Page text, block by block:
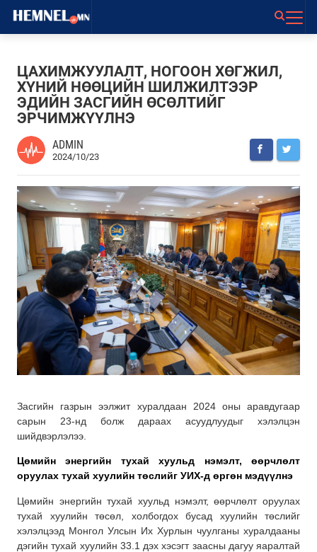
ЦАХИМЖУУЛАЛТ, НОГООН ХӨГЖИЛ,
ХҮНИЙ НӨӨЦИЙН ШИЛЖИЛТЭЭР
ЭДИЙН ЗАСГИЙН ӨСӨЛТИЙГ
ЭРЧИМЖҮҮЛНЭ
ADMIN
2024/10/23
Засгийн газрын ээлжит хуралдаан 2024 оны аравдугаар
сарын 23-нд болж дараах асуудлуудыг хэлэлцэн
шийдвэрлэлээ.
Цөмийн энергийн тухай хуульд нэмэлт, өөрчлөлт
оруулах тухай хуулийн төслийг УИХ-д өргөн мэдүүлнэ
Цөмийн энергийн тухай хуульд нэмэлт, өөрчлөлт оруулах
тухай хуулийн төсөл, холбогдох бусад хуулийн төслийг
хэлэлцээд Монгол Улсын Их Хурлын чуулганы хуралдааны
дэгийн тухай хуулийн 33.1 дэх хэсэгт заасны дагуу яаралтай